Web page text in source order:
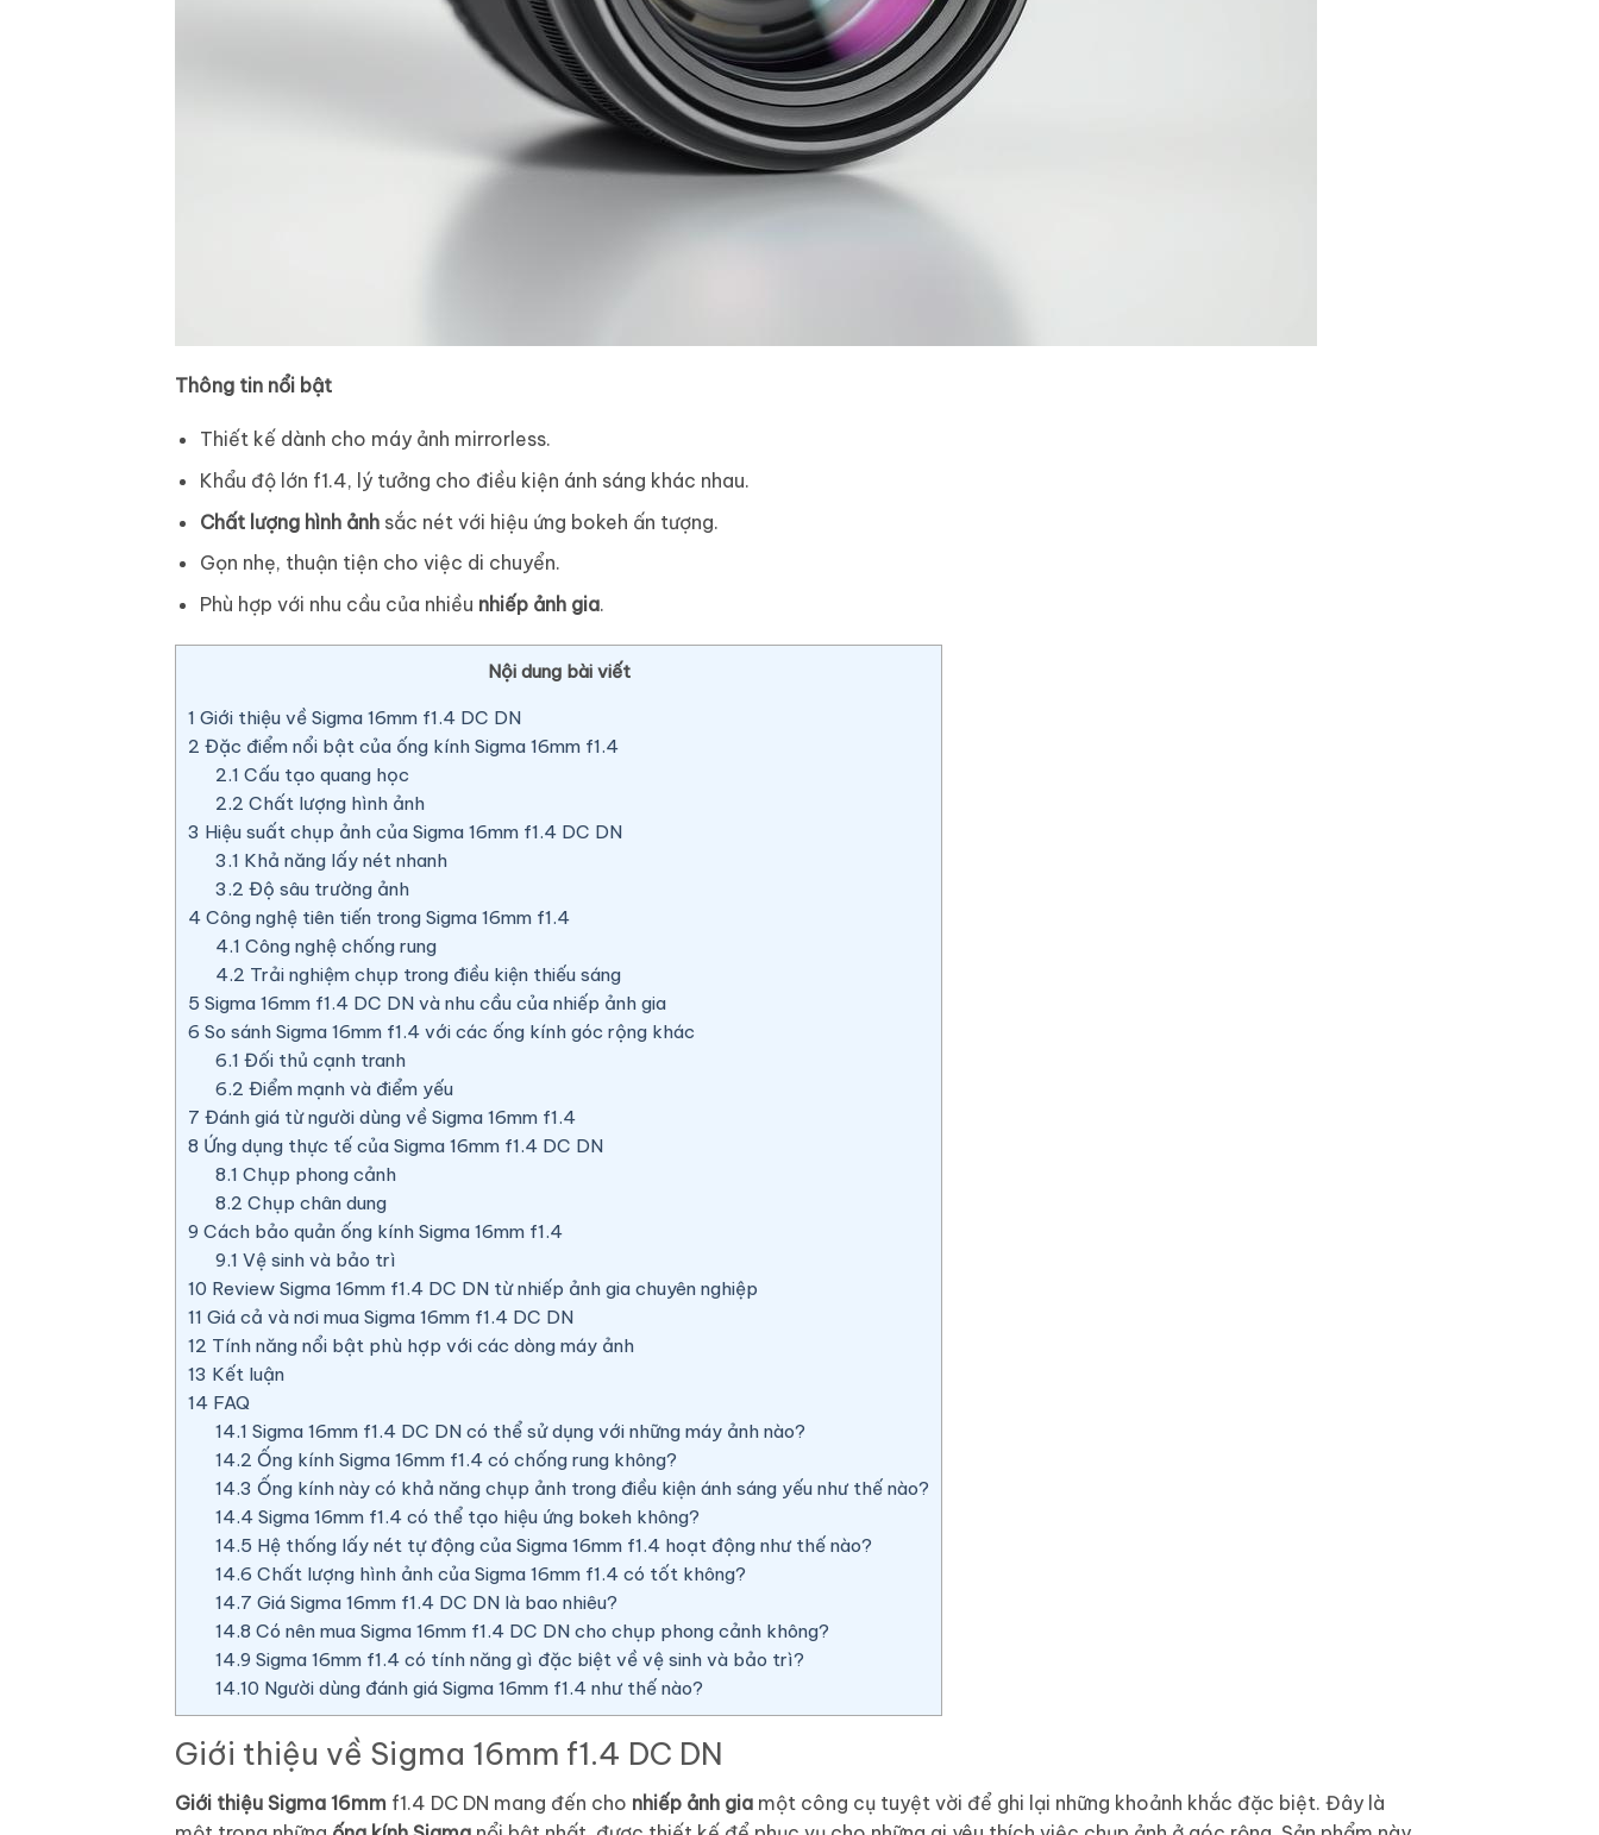
Thông tin nổi bật
Thiết kế dành cho máy ảnh mirrorless.
Khẩu độ lớn f1.4, lý tưởng cho điều kiện ánh sáng khác nhau.
Chất lượng hình ảnhsắc nét với hiệu ứng bokeh ấn tượng.
Gọn nhẹ, thuận tiện cho việc di chuyển.
Phù hợp với nhu cầu của nhiều nhiếp ảnh gia.
Nội dung bài viết
1 Giới thiệu về Sigma 16mm f1.4 DC DN
2 Đặc điểm nổi bật của ống kính Sigma 16mm f1.4
2.1 Cấu tạo quang học
2.2 Chất lượng hình ảnh
3 Hiệu suất chụp ảnh của Sigma 16mm f1.4 DC DN
3.1 Khả năng lấy nét nhanh
3.2 Độ sâu trường ảnh
4 Công nghệ tiên tiến trong Sigma 16mm f1.4
4.1 Công nghệ chống rung
4.2 Trải nghiệm chụp trong điều kiện thiếu sáng
5 Sigma 16mm f1.4 DC DN và nhu cầu của nhiếp ảnh gia
6 So sánh Sigma 16mm f1.4 với các ống kính góc rộng khác
6.1 Đối thủ cạnh tranh
6.2 Điểm mạnh và điểm yếu
7 Đánh giá từ người dùng về Sigma 16mm f1.4
8 Ứng dụng thực tế của Sigma 16mm f1.4 DC DN
8.1 Chụp phong cảnh
8.2 Chụp chân dung
9 Cách bảo quản ống kính Sigma 16mm f1.4
9.1 Vệ sinh và bảo trì
10 Review Sigma 16mm f1.4 DC DN từ nhiếp ảnh gia chuyên nghiệp
11 Giá cả và nơi mua Sigma 16mm f1.4 DC DN
12 Tính năng nổi bật phù hợp với các dòng máy ảnh
13 Kết luận
14 FAQ
14.1 Sigma 16mm f1.4 DC DN có thể sử dụng với những máy ảnh nào?
14.2 Ống kính Sigma 16mm f1.4 có chống rung không?
14.3 Ống kính này có khả năng chụp ảnh trong điều kiện ánh sáng yếu như thế nào?
14.4Sigma 16mm f1.4 có thể tạo hiệu ứng bokeh không?
14.5 Hệ thống lấy nét tự động của Sigma 16mm f1.4 hoạt động như thế nào?
14.6 Chất lượng hình ảnh của Sigma 16mm f1.4 có tốt không?
14.7 Giá Sigma 16mm f1.4 DC DN là bao nhiêu?
14.8 Có nên mua Sigma 16mm f1.4 DC DN cho chụp phong cảnh không?
14.9 Sigma 16mm f1.4 có tính năng gì đặc biệt về vệ sinh và bảo trì?
14.10 Người dùng đánh giá Sigma 16mm f1.4 như thế nào?
Giới thiệu về Sigma 16mm f1.4 DC DN
Giới thiệu Sigma 16mm f1.4 DC DN mang đến cho nhiếp ảnh gia một công cụ tuyệt vời để ghi lại những khoảnh khắc đặc biệt. Đây là